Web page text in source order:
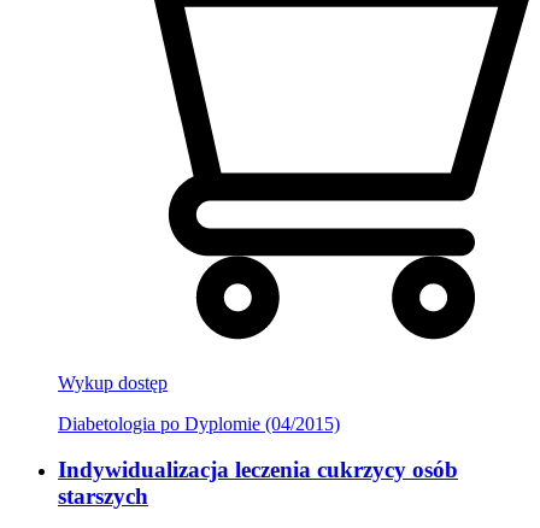
Wykup dostęp
Diabetologia po Dyplomie (04/2015)
Indywidualizacja leczenia cukrzycy osób
starszych